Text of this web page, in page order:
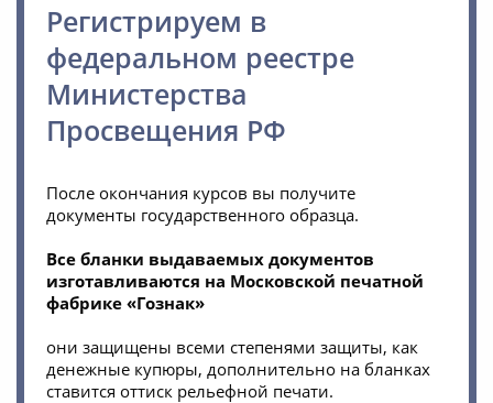
Регистрируем в
федеральном реестре
Министерства
Просвещения РФ
После окончания курсов вы получите
документы государственного образца.
Все бланки выдаваемых документов
изготавливаются на Московской печатной
фабрике «Гознак»
они защищены всеми степенями защиты, как
денежные купюры, дополнительно на бланках
ставится оттиск рельефной печати.